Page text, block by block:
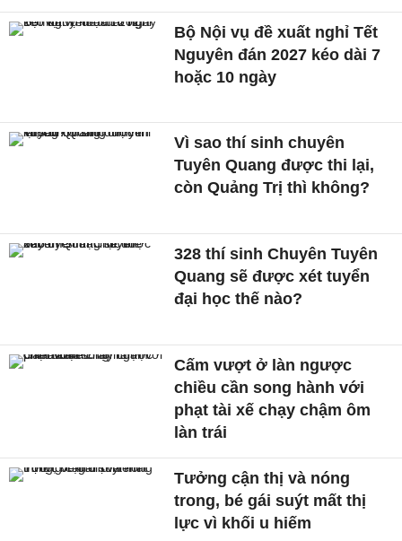
Bộ Nội vụ đề xuất nghỉ Tết
Nguyên đán 2027 kéo dài 7
hoặc 10 ngày
Vì sao thí sinh chuyên
Tuyên Quang được thi lại,
còn Quảng Trị thì không?
328 thí sinh Chuyên Tuyên
Quang sẽ được xét tuyển
đại học thế nào?
Cấm vượt ở làn ngược
chiều cần song hành với
phạt tài xế chạy chậm ôm
làn trái
Tưởng cận thị và nóng
trong, bé gái suýt mất thị
lực vì khối u hiếm